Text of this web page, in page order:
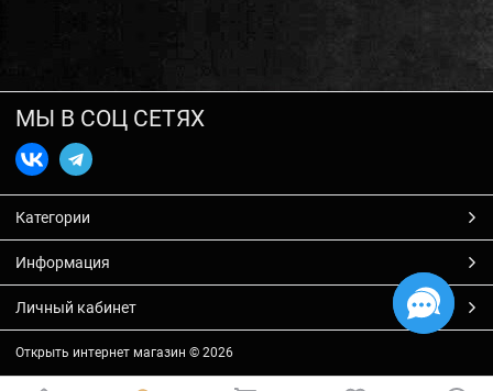
МЫ В СОЦ СЕТЯХ
Категории
Информация
Личный кабинет
Открыть интернет магазин © 2026